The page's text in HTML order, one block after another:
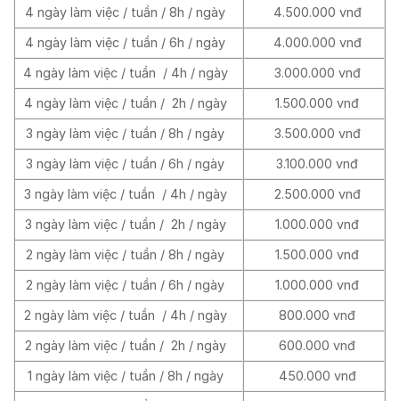
4 ngày làm việc / tuần / 8h / ngày
4.500.000 vnđ
4 ngày làm việc / tuần / 6h / ngày
4.000.000 vnđ
4 ngày làm việc / tuần / 4h / ngày
3.000.000 vnđ
4 ngày làm việc / tuần / 2h / ngày
1.500.000 vnđ
3 ngày làm việc / tuần / 8h / ngày
3.500.000 vnđ
3 ngày làm việc / tuần / 6h / ngày
3.100.000 vnđ
3 ngày làm việc / tuần / 4h / ngày
2.500.000 vnđ
3 ngày làm việc / tuần / 2h / ngày
1.000.000 vnđ
2 ngày làm việc / tuần / 8h / ngày
1.500.000 vnđ
2 ngày làm việc / tuần / 6h / ngày
1.000.000 vnđ
2 ngày làm việc / tuần / 4h / ngày
800.000 vnđ
2 ngày làm việc / tuần / 2h / ngày
600.000 vnđ
1 ngày làm việc / tuần / 8h / ngày
450.000 vnđ